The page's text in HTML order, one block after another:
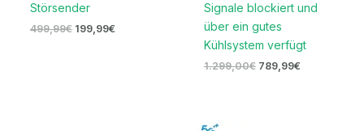
Störsender
499,99€ 199,99€
Signale blockiert und
über ein gutes
Kühlsystem verfügt
1.299,00€ 789,99€